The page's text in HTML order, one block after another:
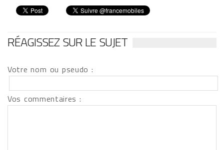
RÉAGISSEZ SUR LE SUJET
Votre nom ou pseudo :
Vos commentaires :